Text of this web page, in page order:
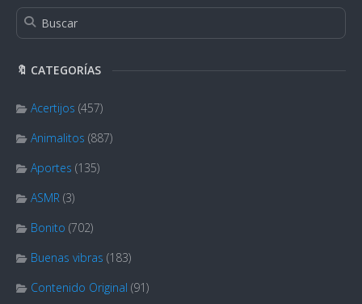
🔖 CATEGORÍAS
Acertijos (457)
Animalitos (887)
Aportes (135)
ASMR (3)
Bonito (702)
Buenas vibras (183)
Contenido Original (91)